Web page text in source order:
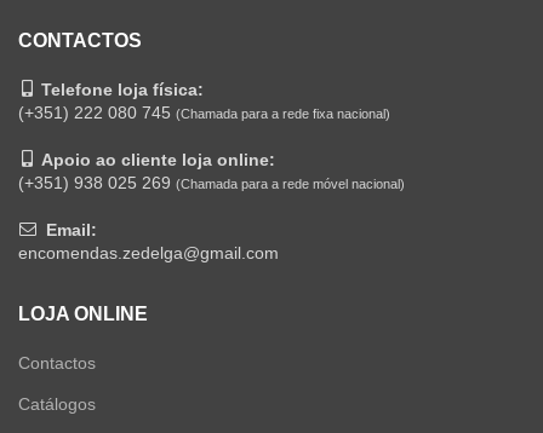
CONTACTOS
Telefone loja física:
(+351) 222 080 745 (Chamada para a rede fixa nacional)
Apoio ao cliente loja online:
(+351) 938 025 269 (Chamada para a rede móvel nacional)
Email:
encomendas.zedelga@gmail.com
LOJA ONLINE
Contactos
Catálogos